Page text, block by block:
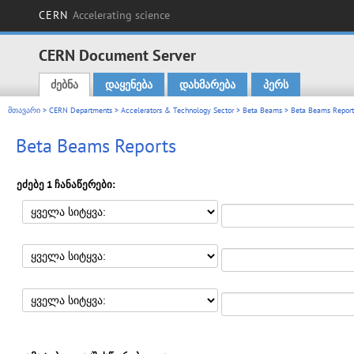
CERN Accelerating science
CERN Document Server
Main menu
ძებნა დაყენება დახმარება პერს
მთავარი > CERN Departments > Accelerators & Technology Sector> Beta Beams > Beta Beams
Beta Beams Reports
ეძებე 1 ჩანაწერები: